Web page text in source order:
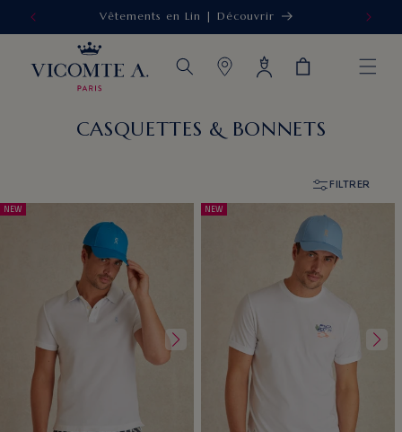
IGNORER ET
PASSER AU
Vêtements en Lin | Découvrir
Connexion Panier
CASQUETTES & BONNETS
FILTRER
NEW NEW